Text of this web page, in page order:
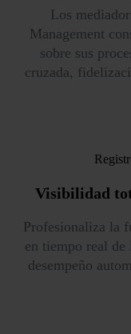
Los
Management
sobre sus
cruzada,
Visibilidad
Profesionaliza la
en tiempo real
desempeño